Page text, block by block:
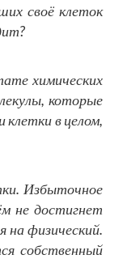
своё клеток
химических
которые
в целом,
Избыточное
не достигнет
на физический.
собственный